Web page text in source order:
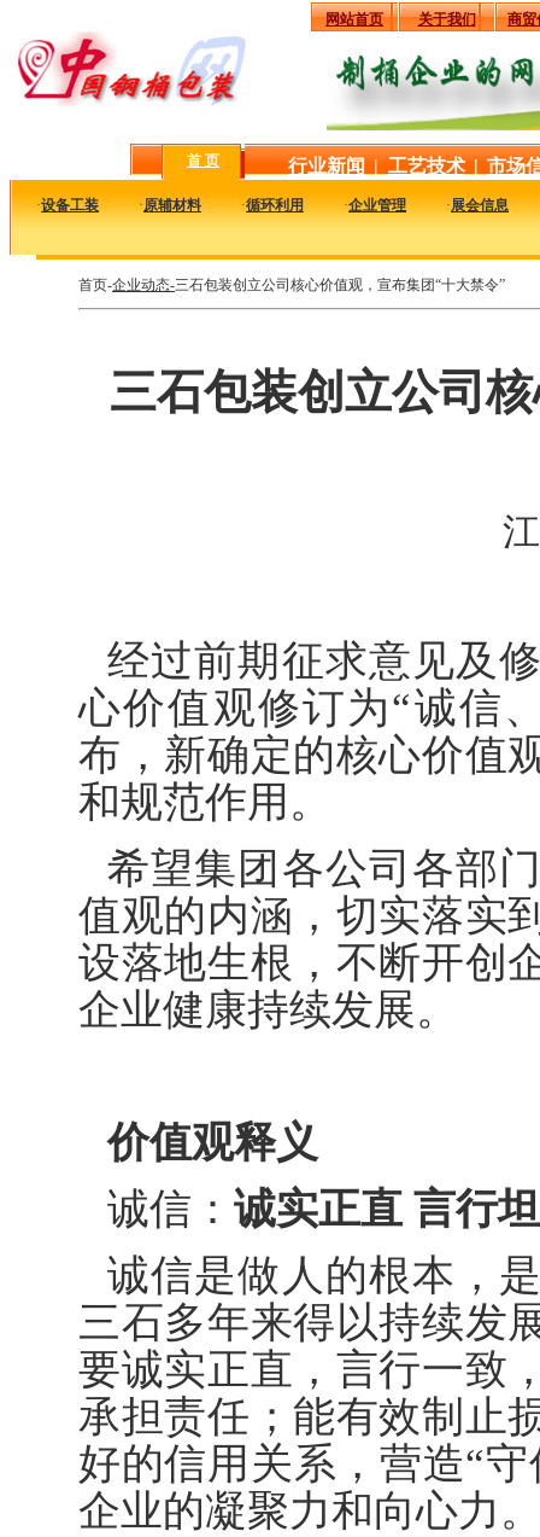
网站首页 关于我们 商贸
首 页 行业新闻 | 工艺技术 | 市场
·设备工装 ·原辅材料 ·循环利用 ·企业管理 ·展会信息
首页-企业动态-三石包装创立公司核心价值观，宣布集团“十大禁令”
三石包装创立公司
经过前期征求意见及
心价值观修订为“诚信
布，新确定的核心价值
和规范作用。
希望集团各公司各部
值观的内涵，切实落实
设落地生根，不断开创
企业健康持续发展。
价值观释义
诚信： 诚实正直 言行
诚信是做人的根本，
三石多年来得以持续发
要诚实正直，言行一致
承担责任；能有效制止
好的信用关系，营造“
企业的凝聚力和向心力